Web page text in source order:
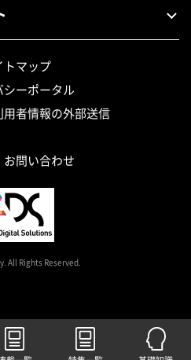
トマップ
シーポータル
用者情報の外部送信
お問い合わせ
All Rights Reserved.